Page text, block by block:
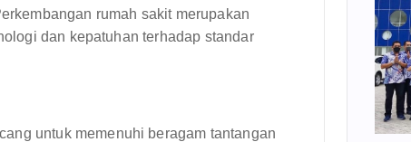
rumah sakit merupakan
dan kepatuhan terhadap standar
untuk memenuhi beragam tantangan